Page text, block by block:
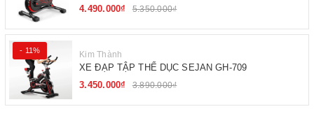
TỪ
4.490.000₫ 5.350.000₫
- 11% Kim Thành
XE ĐẠP TẬP THỂ DỤC SEJAN GH-709
3.450.000₫
3.890.000₫